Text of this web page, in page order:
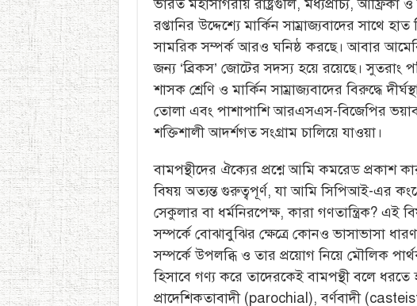
ভারত মহাসাগরীয় রাষ্ট্রগুলি, মধ্যপ্রাচ্য,
রপ্তানির উদ্দেশ্যে মার্কিন সাম্রাজ্যবাদের সাথে
সামরিক সম্পর্ক আরও ঘনিষ্ঠ করছে। আবার
জন্য ‘ব্রিকস’ জোটের সদস্য হয়ে রয়েছে। সুতরাং
শাসক শ্রেণি ও মার্কিন সাম্রাজ্যবাদের বিরুদ্ধে
তোলা এবং পাশাপাশি আরএসএস-বিজেপির
শক্তিশালী আদর্শগত সংগ্রাম চালিয়ে যাওয়া।
বামপন্থীদের ঐক্যের প্রশ্নে আমি কমরেড প্রকাশ
বিষয় অত্যন্ত গুরুত্বপূর্ণ, যা আমি সিপিআই-এর
সেকুলার বা ধর্মনিরপেক্ষ, কারা গণতান্ত্রিক? এই
সম্পর্কে বোঝাবুঝির ক্ষেত্রে কোনও ভাসাভাসা
সম্পর্কে উপলব্ধি ও তার প্রয়োগ নিয়ে মৌলিক
হিসাবে গণ্য করে তাদেরকেই বামপন্থী বলে
প্রাদেশিকতাবাদী (parochial), বর্ণবাদী